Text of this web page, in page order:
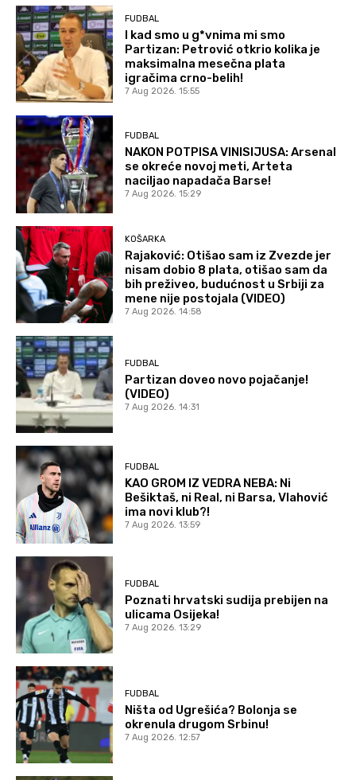
FUDBAL
I kad smo u g*vnima mi smo
Partizan: Petrović otkrio kolika je
maksimalna mesečna plata
igračima crno-belih!
7 Aug 2026. 15:55
FUDBAL
NAKON POTPISA VINISIJUSA: Arsenal
se okreće novoj meti, Arteta
naciljao napadača Barse!
7 Aug 2026. 15:29
KOŠARKA
Rajaković: Otišao sam iz Zvezde jer
nisam dobio 8 plata, otišao sam da
bih preživeo, budućnost u Srbiji za
mene nije postojala (VIDEO)
7 Aug 2026. 14:58
FUDBAL
Partizan doveo novo pojačanje!
(VIDEO)
7 Aug 2026. 14:31
FUDBAL
KAO GROM IZ VEDRA NEBA: Ni
Bešiktaš, ni Real, ni Barsa, Vlahović
ima novi klub?!
7 Aug 2026. 13:59
FUDBAL
Poznati hrvatski sudija prebijen na
ulicama Osijeka!
7 Aug 2026. 13:29
FUDBAL
Ništa od Ugrešića? Bolonja se
okrenula drugom Srbinu!
7 Aug 2026. 12:57